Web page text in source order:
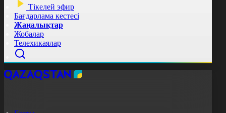
Тікелей эфир
Бағдарлама кестесі
Жаңалықтар
Жобалар
Телехикаялар